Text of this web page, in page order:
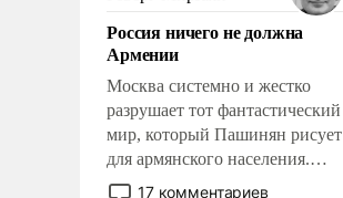
означает многолетний период
уязвимости США, например,
перед Китаем.
Россия ничего не должна
Армении
Москва системно и жестко
разрушает тот фантастический
мир, который Пашинян рисует
для армянского населения.
Мир, где политические17 комментариев